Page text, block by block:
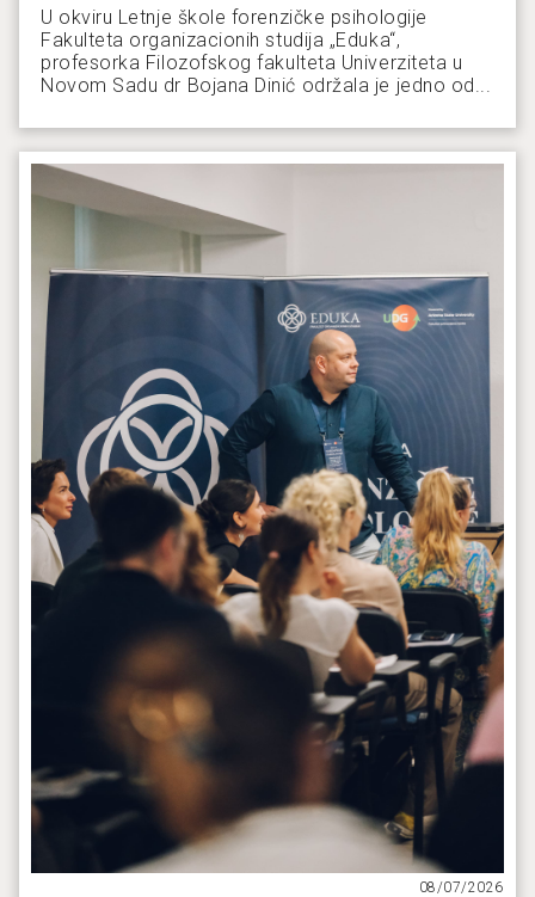
U okviru Letnje škole forenzičke psihologije
Fakulteta organizacionih studija „Eduka“,
profesorka Filozofskog fakulteta Univerziteta u
Novom Sadu dr Bojana Dinić održala je jedno od...
08/07/2026